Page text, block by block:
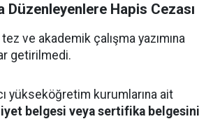
Düzenleyenlere Hapis Cezası
ve akademik çalışma yazımına
getirilmedi.
yükseköğretim kurumlarına ait
belgesi veya sertifika belgesini